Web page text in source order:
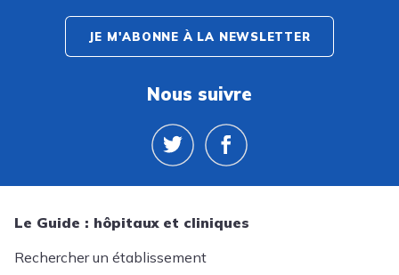
JE M'ABONNE À LA NEWSLETTER
Nous suivre
Le Guide : hôpitaux et cliniques
Rechercher un établissement